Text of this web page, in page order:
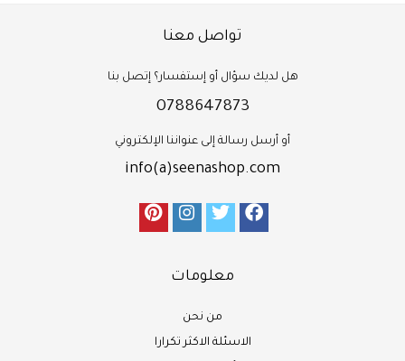
تواصل معنا
هل لديك سؤال أو إستفسار؟ إتصل بنا
0788647873
أو أرسل رسالة إلى عنواننا الإلكتروني
info(a)seenashop.com
معلومات
من نحن
الاسئلة الاكثر تكرارا